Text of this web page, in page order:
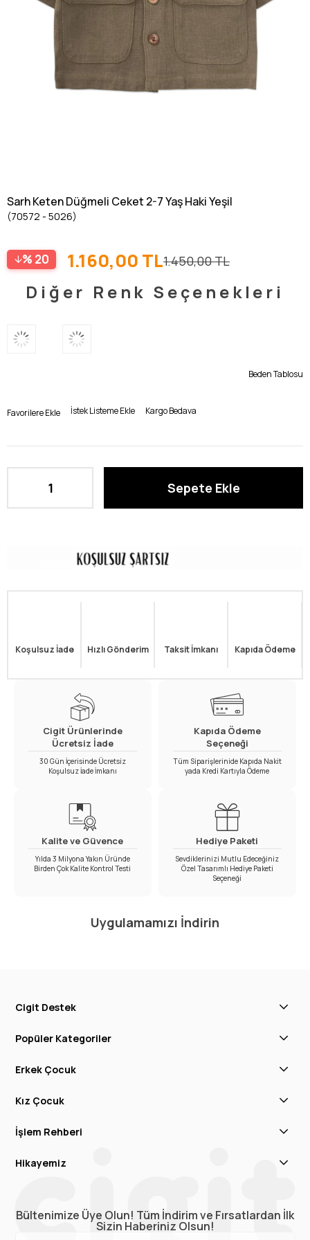
Sarh Keten Düğmeli Ceket 2-7 Yaş Haki Yeşil
(70572 - 5026)
20 1.450,00 TL
1.160,00 TL
Diğer Renk Seçenekleri
Beden Tablosu
Favorilere Ekle İstek Listeme Ekle Kargo Bedava
Koşulsuz İade Hızlı Gönderim Taksit İmkanı Kapıda Ödeme
Cigit Ürünlerinde
Ücretsiz İade
30 Gün İçerisinde Ücretsiz
Koşulsuz İade İmkanı
Kapıda Ödeme
Seçeneği
Tüm Siparişlerinide Kapıda Nakit
yada Kredi Kartıyla Ödeme
Kalite ve Güvence
Yılda 3 Milyona Yakın Üründe
Birden Çok Kalite Kontrol Testi
Hediye Paketi
Sevdiklerinizi Mutlu Edeceğiniz
Özel Tasarımlı Hediye Paketi
Seçeneği
Uygulamamızı İndirin
Cigit Destek
Popüler Kategoriler
Erkek Çocuk
Kız Çocuk
İşlem Rehberi
Hikayemiz
Bültenimize Üye Olun! Tüm İndirim ve Fırsatlardan İlk
Sizin Haberiniz Olsun!